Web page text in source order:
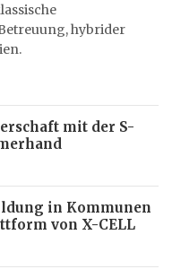
hybrider
mit der S-
in Kommunen
von X-CELL